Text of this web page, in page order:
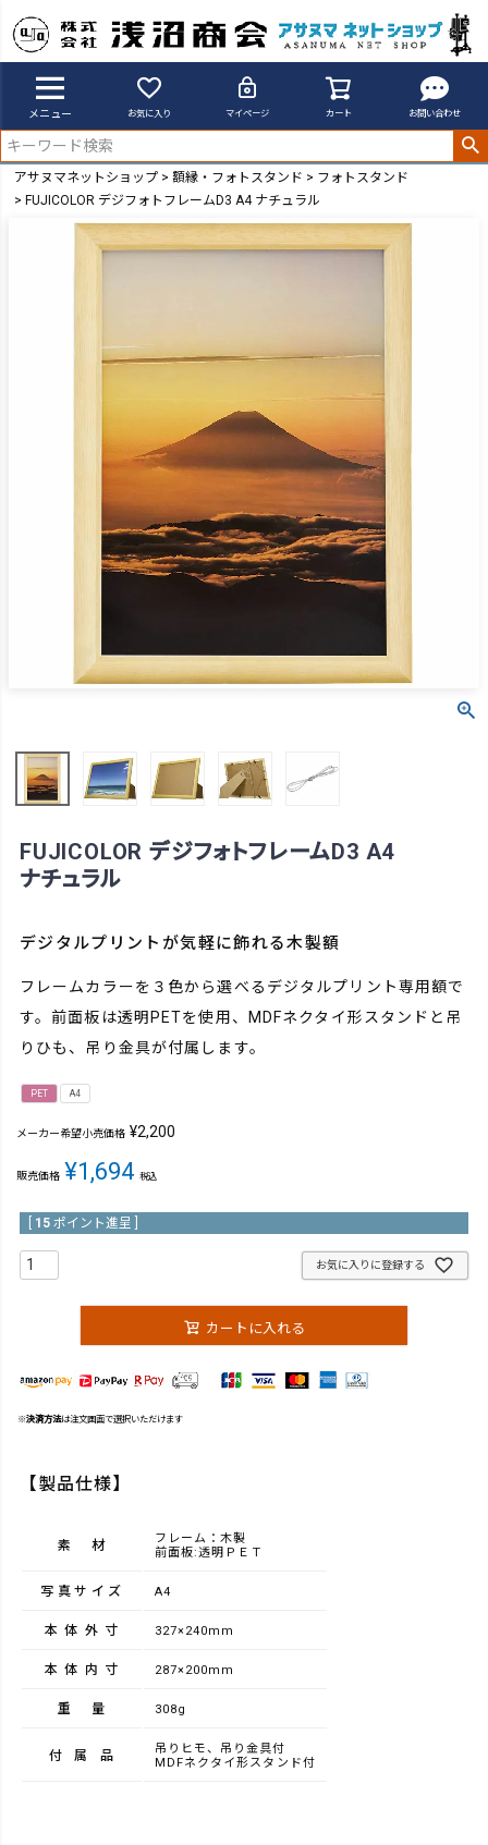
メニュー お気に入り マイページ カート お問い合わせ
アサヌマネットショップ 額縁・フォトスタンド
フォトスタンド
FUJICOLOR デジフォトフレームD3 A4 ナチュラル
FUJICOLOR デジフォトフレームD3 A4
ナチュラル
デジタルプリントが気軽に飾れる木製額
フレームカラーを３色から選べるデジタルプリント専用額で
す。前面板は透明PETを使用、MDFネクタイ形スタンドと吊
りひも、吊り金具が付属します。
PET A4
メーカー希望小売価格 ¥2,200
販売価格 ¥1,694 税込
15 ポイント進呈 ]
お気に入りに登録する
カートに入れる
※決済方法は注文画面で選択いただけます
【製品仕様】
素材
フレーム：木製
前面板:透明ＰＥＴ
写真サイズ A4
本体外寸 327×240mm
本体内寸 287×200mm
重量 308g
付属品
吊りヒモ、吊り金具付
MDFネクタイ形スタンド付